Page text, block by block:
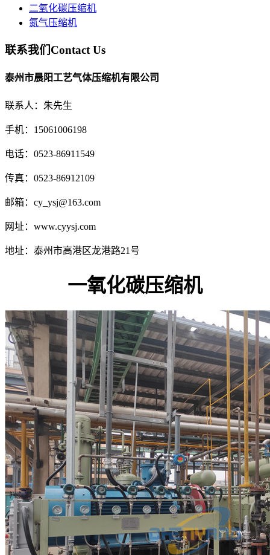
二氧化碳压缩机
氮气压缩机
联系我们Contact Us
泰州市晨阳工艺气体压缩机有限公司
联系人：朱先生
手机：15061006198
电话：0523-86911549
传真：0523-86912109
邮箱：cy_ysj@163.com
网址：www.cyysj.com
地址：泰州市高港区龙港路21号
一氧化碳压缩机